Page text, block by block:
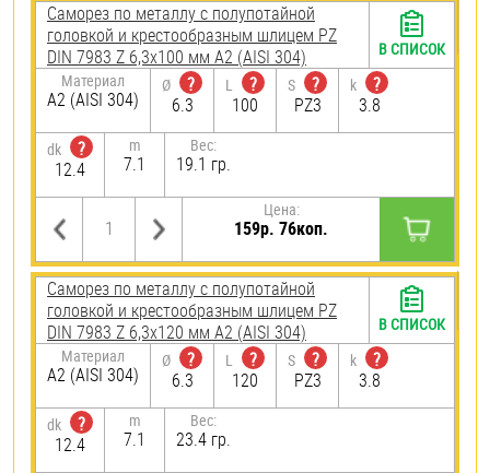
Саморез по металлу с полупотайной
головкой и крестообразным шлицем PZ
DIN 7983 Z 6,3х100 мм А2 (AISI 304)
Материал
А2 (AISI 304)
Ø
?
6.3
L
?
100
S
?
PZ3
k
?
3.8
dk
?
12.4
m
7.1
Вес:
19.1 гр.
Цена:
159р. 76коп.
В СПИСОК
Саморез по металлу с полупотайной
головкой и крестообразным шлицем PZ
DIN 7983 Z 6,3х120 мм А2 (AISI 304)
Материал
А2 (AISI 304)
Ø
?
6.3
L
?
120
S
?
PZ3
k
?
3.8
dk
?
12.4
m
7.1
Вес:
23.4 гр.
В СПИСОК